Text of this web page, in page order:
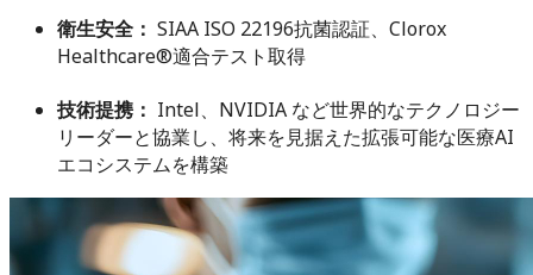
衛生安全： SIAA ISO 22196抗菌認証、Clorox
Healthcare®適合テスト取得
技術提携： Intel、NVIDIA など世界的なテクノロジー
リーダーと協業し、将来を見据えた拡張可能な医療AI
エコシステムを構築